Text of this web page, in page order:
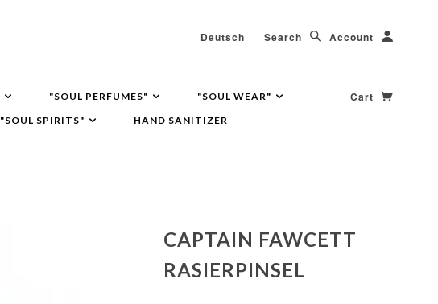
Deutsch Search Account
"SOUL PERFUMES"
"SOUL WEAR"
"SOUL SPIRITS"
HAND SANITIZER
Cart
CAPTAIN FAWCETT
RASIERPINSEL